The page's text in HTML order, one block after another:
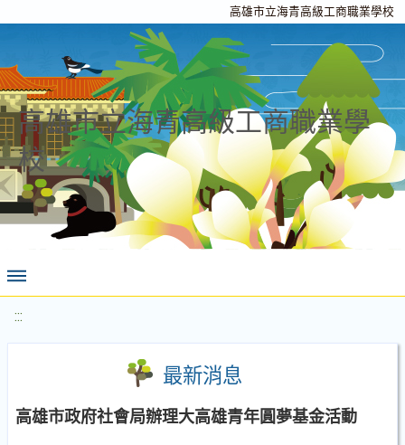
高雄市立海青高級工商職業學校
高雄市立海青高級工商職業學
校
:::
最新消息
高雄市政府社會局辦理大高雄青年圓夢基金活動